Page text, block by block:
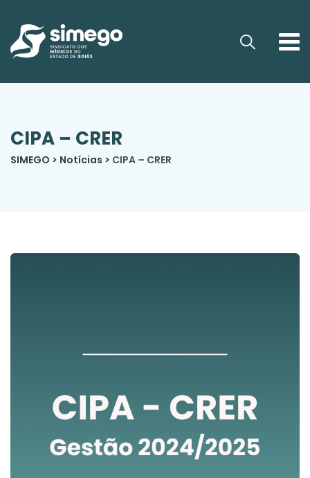
CIPA – CRER
SIMEGO > Notícias > CIPA – CRER